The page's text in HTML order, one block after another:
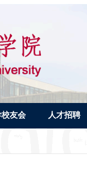
友会 人才招聘